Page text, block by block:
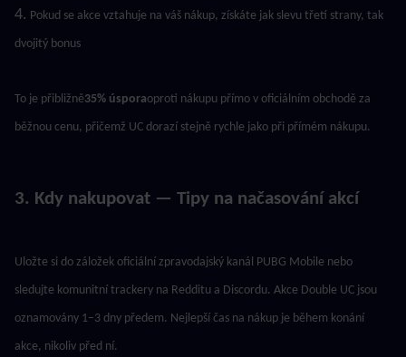
4. Pokud se akce vztahuje na váš nákup, získáte jak slevu třetí strany, tak
dvojitý bonus
To je přibližně35% úsporaoproti nákupu přímo v oficiálním obchodě za
běžnou cenu, přičemž UC dorazí stejně rychle jako při přímém nákupu.
3. Kdy nakupovat — Tipy na načasování akcí
Uložte si do záložek oficiální zpravodajský kanál PUBG Mobile nebo
sledujte komunitní trackery na Redditu a Discordu. Akce Double UC jsou
oznamovány 1–3 dny předem. Nejlepší čas na nákup je během konání
akce, nikoliv před ní.